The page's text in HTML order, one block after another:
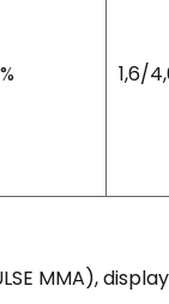
1,6/
MMA),